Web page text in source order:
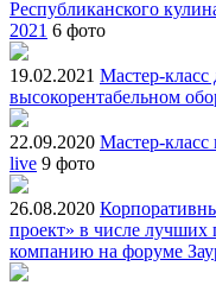
Республиканского
2021 6 фото
19.02.2021 Мастер-класс
высокорентабельном
22.09.2020 Мастер-класс
live 9 фото
26.08.2020
проект» в числе
компанию на форуме